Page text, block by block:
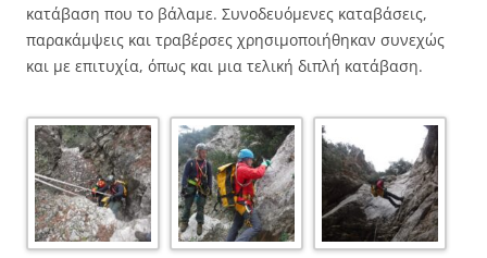
κατάβαση που το βάλαμε. Συνοδευόμενες καταβάσεις,
παρακάμψεις και τραβέρσες χρησιμοποιήθηκαν συνεχώς
και με επιτυχία, όπως και μια τελική διπλή κατάβαση.